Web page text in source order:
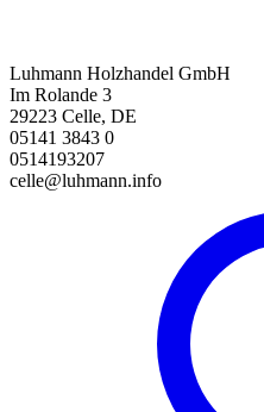
Luhmann Holzhandel GmbH
Im Rolande 3
29223 Celle, DE
05141 3843 0
0514193207
celle@luhmann.info